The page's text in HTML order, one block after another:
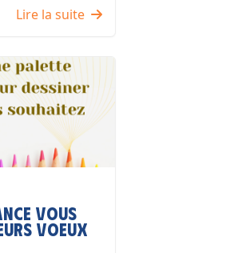
Lire la suite
vous
voeux